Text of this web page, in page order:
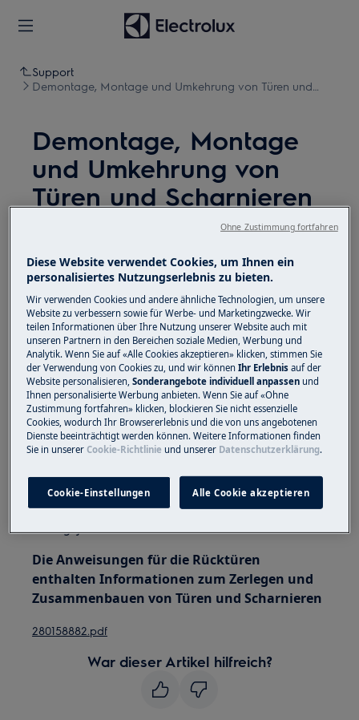
Support
Demontage, Montage und Umkehrung von Türen und
Demontage, Montage
und Umkehrung von
Türen und Scharnieren
Lösung
Deaktivieren Sie vor Wartungsarbeiten das Gerät
und ziehen Sie den Netzstecker aus derSteckdose.
Seien Sie immer vorsichtig, wenn Sie Geräte
bewegen. Bei schweren Geräten müssen zwei
Personen sie bewegen.
Verwenden Sie immer Schutzhandschuhe und
geschlossenes Schuhwerk.
eine nicht professionelle Reparatur Sicherheitsfolgen
haben kann, wenn sie nicht ordnungsgemäß
durchgeführt wird
Die Anweisungen für die Rücktüren
enthalten Informationen zum Zerlegen und
Zusammenbauen von Türen und Scharnieren
280158882.pdf
War dieser Artikel hilfreich?
Diese Website verwendet Cookies, um Ihnen ein
personalisiertes Nutzungserlebnis zu bieten.
Wir verwenden Cookies und andere ähnliche Technologien, um unsere
Website zu verbessern sowie für Werbe- und Marketingzwecke. Wir
teilen Informationen über Ihre Nutzung unserer Website auch mit
unseren Partnern in den Bereichen soziale Medien, Werbung und
Analytik. Wenn Sie auf «Alle Cookies akzeptieren» klicken, stimmen Sie
der Verwendung von Cookies zu, und wir könnenIhr Erlebnisauf der
Website personalisieren,Sonderangebote individuell anpassen und
Ihnen personalisierte Werbung anbieten. Wenn Sie auf «Ohne
Zustimmung fortfahren» klicken, blockieren Sie nicht essenzielle
Cookies, wodurch Ihr Browsererlebnis und die von uns angebotenen
Dienste beeinträchtigt werden können. Weitere Informationen finden
Sie in unsererCookie-Richtlinie und unserer Datenschutzerklärung.
Cookie-Einstellungen Alle Cookie akzeptieren
Ohne Zustimmung fortfahren